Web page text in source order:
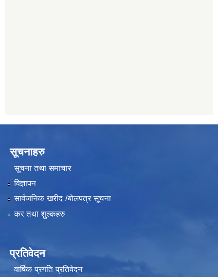
सूचनाहरु
सूचना तथा समाचार
विज्ञापन
सार्वजनिक खरीद /बोलपत्र सूचना
कर तथा शुल्कहरु
प्रतिवेदन
वार्षिक प्रगति प्रतिवेदन